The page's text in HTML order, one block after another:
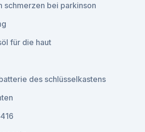
schmerzen bei parkinson
für die haut
des schlüsselkastens